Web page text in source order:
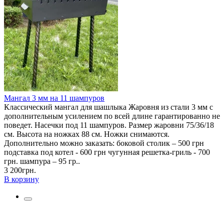
Мангал 3 мм на 11 шампуров
Классический мангал для шашлыка Жаровня из стали 3 мм с
дополнительным усилением по всей длине гарантированно не
поведет. Насечки под 11 шампуров. Размер жаровни 75/36/18
см. Высота на ножках 88 см. Ножки снимаются.
Дополнительно можно заказать: боковой столик – 500 грн
подставка под котел - 600 грн чугунная решетка-гриль - 700
грн. шампура – 95 гр..
3 200грн.
В корзину